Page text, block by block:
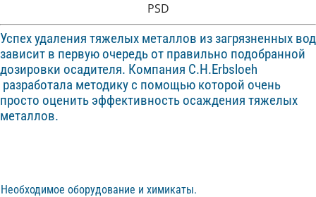
PSD
Успех удаления тяжелых металлов из загрязненных вод
зависит в первую очередь от правильно подобранной
дозировки осадителя. Компания C.H.Erbsloeh
разработала методику с помощью которой очень
просто оценить эффективность осаждения тяжелых
металлов.
Необходимое оборудование и химикаты.